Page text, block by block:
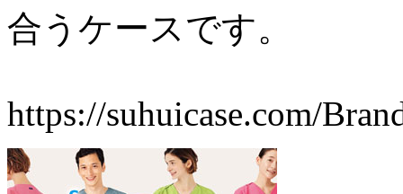
合うケースです。
https://suhuicase.com/